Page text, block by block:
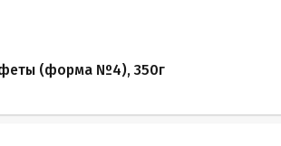
(форма №4), 350г